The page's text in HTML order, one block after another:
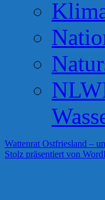
Wattenrat Ostfriesland –
Stolz präsentiert von